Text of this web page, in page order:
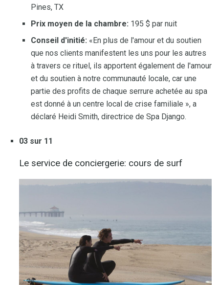
Pines, TX
Prix ​​moyen de la chambre: 195 $ par nuit
Conseil d'initié: «En plus de l'amour et du soutien
que nos clients manifestent les uns pour les autres
à travers ce rituel, ils apportent également de l'amour
et du soutien à notre communauté locale, car une
partie des profits de chaque serrure achetée au spa
est donné à un centre local de crise familiale », a
déclaré Heidi Smith, directrice de Spa Django.
03 sur 11
Le service de conciergerie: cours de surf